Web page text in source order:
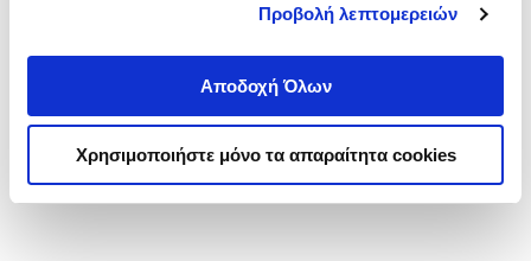
Προβολή λεπτομερειών
Αποδοχή Όλων
Χρησιμοποιήστε μόνο τα απαραίτητα cookies